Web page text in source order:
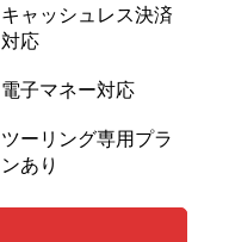
キャッシュレス決済
対応
電子マネー対応
ツーリング専用プラ
ンあり